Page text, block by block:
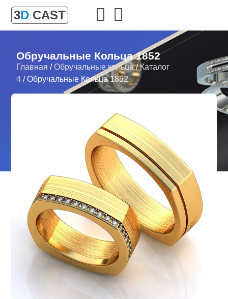
3D CAST
Обручальные Кольца 1852
Главная /Обручальные кольца/Каталог
4 / Обручальные Кольца 1852